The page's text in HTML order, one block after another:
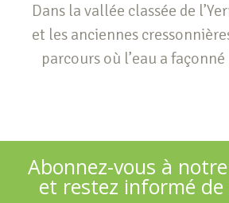
Dans la vallée classée de
et les anciennes
parcours où l’eau a
Abonnez-vous à
et restez informé